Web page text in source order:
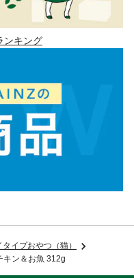
ンキング
タイプおやつ（猫）
キン＆お魚 312g